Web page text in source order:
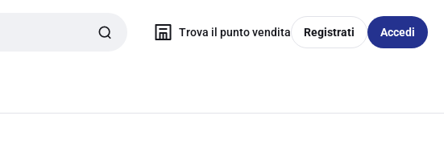
Trova il punto vendita Registrati Accedi